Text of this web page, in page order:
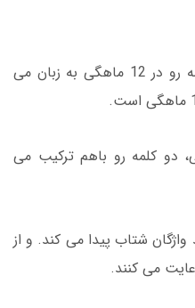
کودکان به طور متوسط اولین کلمه رو در 12 ماهگی به زبان می
بین 1.5 تا 2 سالگی، دو کلمه رو باهم ترکیب می
ماهگی، رشد واژگان شتاب پیدا می کند. و از